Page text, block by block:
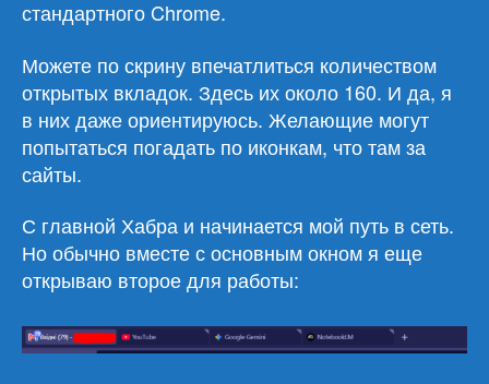
стандартного Chrome.
Можете по скрину впечатлиться количеством
открытых вкладок. Здесь их около 160. И да, я
в них даже ориентируюсь. Желающие могут
попытаться погадать по иконкам, что там за
сайты.
С главной Хабра и начинается мой путь в сеть.
Но обычно вместе с основным окном я еще
открываю второе для работы: